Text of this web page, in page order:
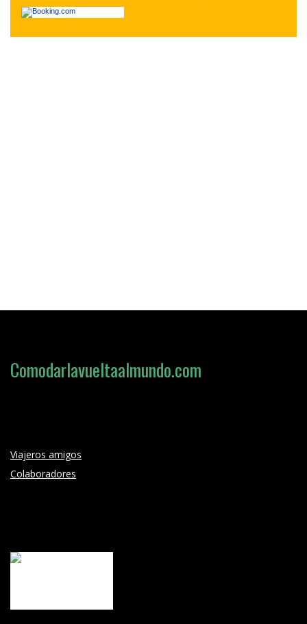
Loading search form...
Comodarlavueltaalmundo.com
Viajeros amigos
Colaboradores